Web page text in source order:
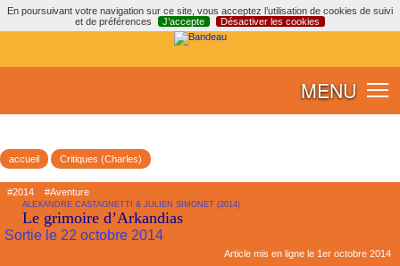
En poursuivant votre navigation sur ce site, vous acceptez l’utilisation de cookies de suivi
et de préférences
J’accepte Désactiver les cookies
MENU
accueil Critiques (Charles)
#2014 #Aventure
ALEXANDRE CASTAGNETTI & JULIEN SIMONET (2014)
Le grimoire d’Arkandias
Sortie le 22 octobre 2014
Article mis en ligne le 1er octobre 2014